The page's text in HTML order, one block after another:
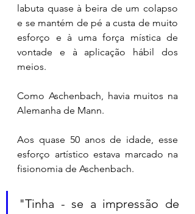
labuta quase à beira de um colapso
e se mantém de pé a custa de muito
esforço e à uma força mística de
vontade e à aplicação hábil dos
meios.
Como Aschenbach, havia muitos na
Alemanha de Mann.
Aos quase 50 anos de idade, esse
esforço artístico estava marcado na
fisionomia de Aschenbach.
"Tinha - se a impressão de